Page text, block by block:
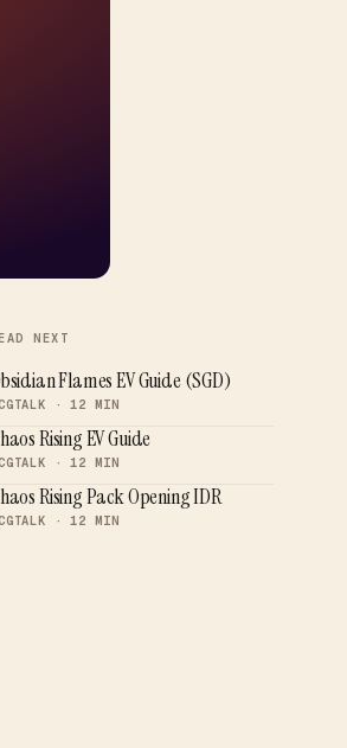
NEXT
Flames EV Guide (SGD)
· 12 MIN
Rising EV Guide
· 12 MIN
Rising Pack Opening IDR
· 12 MIN